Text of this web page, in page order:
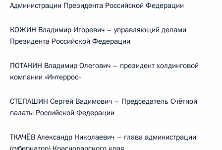
Администрации Президента Российской Федерации
КОЖИН Владимир Игоревич – управляющий делами
Президента Российской Федерации
ПОТАНИН Владимир Олегович – президент холдинговой
компании «Интеррос»
СТЕПАШИН Сергей Вадимович – Председатель Счётной
палаты Российской Федерации
ТКАЧЁВ Александр Николаевич – глава администрации